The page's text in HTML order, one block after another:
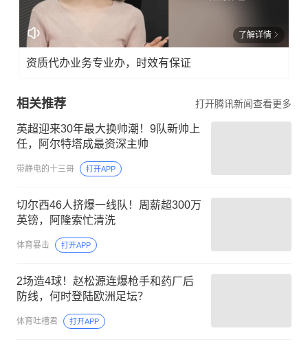
了解详情
资质代办业务专业办，时效有保证
相关推荐 打开腾讯新闻查看更多
英超迎来30年最大换帅潮！9队新帅上
任，阿尔特塔成最资深主帅
带静电的十三哥 打开APP
切尔西46人挤爆一线队！周薪超300万
英镑，阿隆索忙清洗
体育暴击 打开APP
2场造4球！赵松源连爆枪手和药厂后
防线，何时登陆欧洲足坛？
体育吐槽君 打开APP